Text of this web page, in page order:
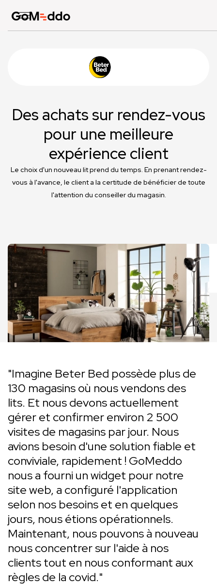
Des achats sur rendez-vous
pour une meilleure
expérience client
Le choix d'un nouveau lit prend du temps. En prenant rendez-
vous à l'avance, le client a la certitude de bénéficier de toute
l'attention du conseiller du magasin.
"Imagine Beter Bed possède plus de
130 magasins où nous vendons des
lits. Et nous devons actuellement
gérer et confirmer environ 2 500
visites de magasins par jour. Nous
avions besoin d'une solution fiable et
conviviale, rapidement ! GoMeddo
nous a fourni un widget pour notre
site web, a configuré l'application
selon nos besoins et en quelques
jours, nous étions opérationnels.
Maintenant, nous pouvons à nouveau
nous concentrer sur l'aide à nos
clients tout en nous conformant aux
règles de la covid."